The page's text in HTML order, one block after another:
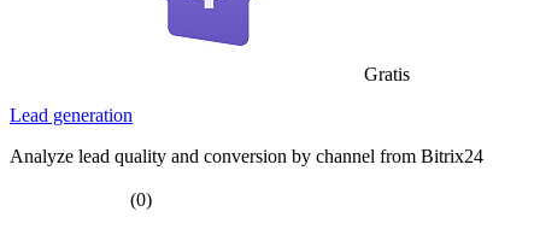
Gratis
Lead generation
Analyze lead quality and conversion by channel from Bitrix24
(0)